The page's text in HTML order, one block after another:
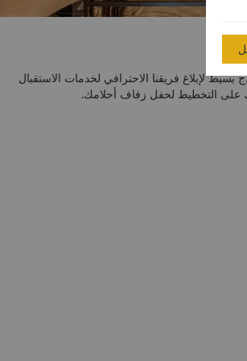
لإبلاغ فريقنا الاحترافي لخدمات الاستقبال
على التخطيط لحفل زفاف أحلامك.